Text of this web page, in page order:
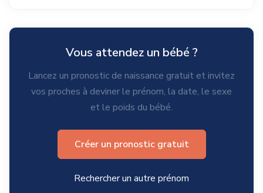
Vous attendez un bébé ?
Lancez un pronostic de naissance gratuit et invitez
vos proches à deviner le prénom, la date, le sexe
et le poids du bébé.
Créer un pronostic gratuit
Rechercher un autre prénom